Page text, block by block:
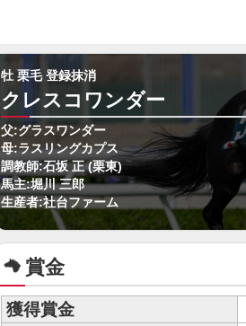
牡 栗毛 登録抹消
クレスコワンダー
父:グラスワンダー
母:ラスリングカプス
調教師:石坂 正 (栗東)
馬主:堀川 三郎
生産者:社台ファーム
賞金
獲得賞金